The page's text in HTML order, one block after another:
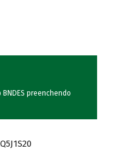
preenchendo